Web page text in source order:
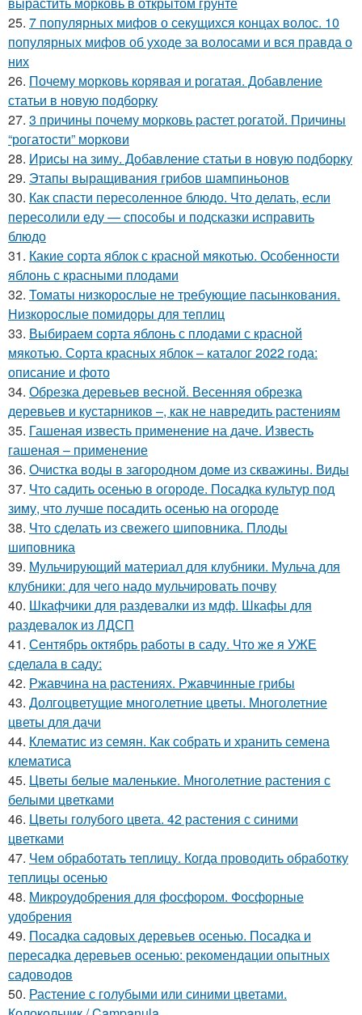
25. 7 популярных мифов о секущихся концах волос. 10
популярных мифов об уходе за волосами и вся правда о
них
26. Почему морковь корявая и рогатая. Добавление
статьи в новую подборку
27. 3 причины почему морковь растет рогатой. Причины
“рогатости” моркови
28. Ирисы на зиму. Добавление статьи в новую подборку
29. Этапы выращивания грибов шампиньонов
30. Как спасти пересоленное блюдо. Что делать, если
пересолили еду — способы и подсказки исправить
блюдо
31. Какие сорта яблок с красной мякотью. Особенности
яблонь с красными плодами
32. Томаты низкорослые не требующие пасынкования.
Низкорослые помидоры для теплиц
33. Выбираем сорта яблонь с плодами с красной
мякотью. Сорта красных яблок – каталог 2022 года:
описание и фото
34. Обрезка деревьев весной. Весенняя обрезка
деревьев и кустарников –, как не навредить растениям
35. Гашеная известь применение на даче. Известь
гашеная – применение
36. Очистка воды в загородном доме из скважины. Виды
37. Что садить осенью в огороде. Посадка культур под
зиму, что лучше посадить осенью на огороде
38. Что сделать из свежего шиповника. Плоды
шиповника
39. Мульчирующий материал для клубники. Мульча для
клубники: для чего надо мульчировать почву
40. Шкафчики для раздевалки из мдф. Шкафы для
раздевалок из ЛДСП
41. Сентябрь октябрь работы в саду. Что же я УЖЕ
сделала в саду:
42. Ржавчина на растениях. Ржавчинные грибы
43. Долгоцветущие многолетние цветы. Многолетние
цветы для дачи
44. Клематис из семян. Как собрать и хранить семена
клематиса
45. Цветы белые маленькие. Многолетние растения с
белыми цветками
46. Цветы голубого цвета. 42 растения с синими
цветками
47. Чем обработать теплицу. Когда проводить обработку
теплицы осенью
48. Микроудобрения для фосфором. Фосфорные
удобрения
49. Посадка садовых деревьев осенью. Посадка и
пересадка деревьев осенью: рекомендации опытных
садоводов
50. Растение с голубыми или синими цветами.